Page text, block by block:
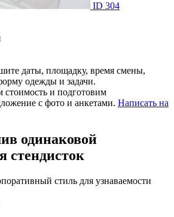
ID 304
даты, площадку, время смены,
одежды и задачи.
и подготовим
с фото и анкетами. Написать на
одинаковой
стендисток
стиль для узнаваемости